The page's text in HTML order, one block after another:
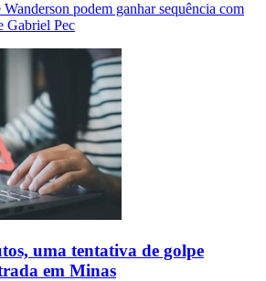
podem ganhar sequência com
Gabriel Pec
uma tentativa de golpe
em Minas